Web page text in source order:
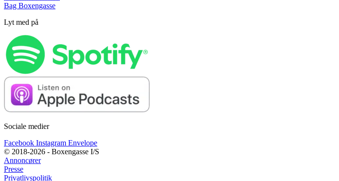
Bag Boxengasse
Lyt med på
Sociale medier
Facebook Instagram Envelope
© 2018-2026 - Boxengasse I/S
Annoncører
Presse
Privatlivspolitik